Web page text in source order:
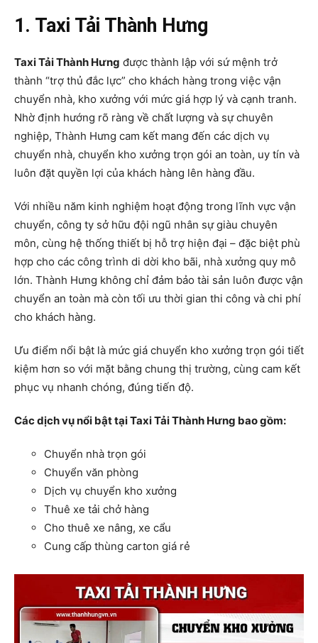
1. Taxi Tải Thành Hưng
Taxi Tải Thành Hưng được thành lập với sứ mệnh trở
thành “trợ thủ đắc lực” cho khách hàng trong việc vận
chuyển nhà, kho xưởng với mức giá hợp lý và cạnh tranh.
Nhờ định hướng rõ ràng về chất lượng và sự chuyên
nghiệp, Thành Hưng cam kết mang đến các dịch vụ
chuyển nhà, chuyển kho xưởng trọn gói an toàn, uy tín và
luôn đặt quyền lợi của khách hàng lên hàng đầu.
Với nhiều năm kinh nghiệm hoạt động trong lĩnh vực vận
chuyển, công ty sở hữu đội ngũ nhân sự giàu chuyên
môn, cùng hệ thống thiết bị hỗ trợ hiện đại – đặc biệt phù
hợp cho các công trình di dời kho bãi, nhà xưởng quy mô
lớn. Thành Hưng không chỉ đảm bảo tài sản luôn được vận
chuyển an toàn mà còn tối ưu thời gian thi công và chi phí
cho khách hàng.
Ưu điểm nổi bật là mức giá chuyển kho xưởng trọn gói tiết
kiệm hơn so với mặt bằng chung thị trường, cùng cam kết
phục vụ nhanh chóng, đúng tiến độ.
Các dịch vụ nổi bật tại Taxi Tải Thành Hưng bao gồm:
Chuyển nhà trọn gói
Chuyển văn phòng
Dịch vụ chuyển kho xưởng
Thuê xe tải chở hàng
Cho thuê xe nâng, xe cẩu
Cung cấp thùng carton giá rẻ